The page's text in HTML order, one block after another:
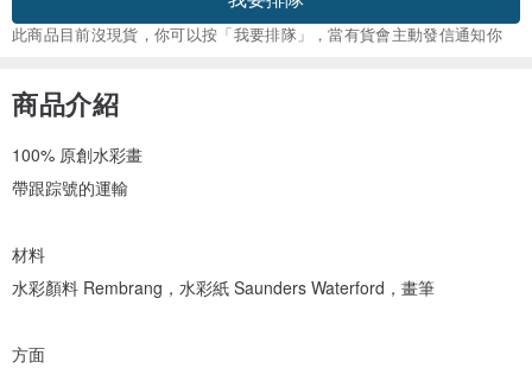
此商品目前沒現貨，你可以按「我要排隊」，當有貨會主動發信通知你
商品介紹
100% 原創水彩畫
帶跟踪號的運輸
材料
水彩顏料 Rembrang，水彩紙 Saunders Waterford，畫筆
方面